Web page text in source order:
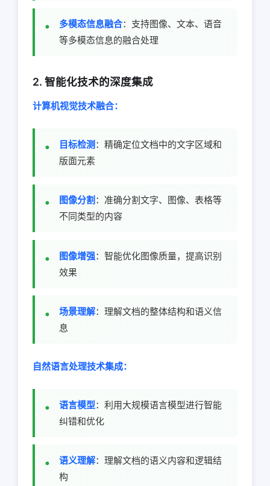
多模态信息融合：支持图像、文本、语音
等多模态信息的融合处理
2. 智能化技术的深度集成
计算机视觉技术融合：
目标检测 ：精确定位文档中的文字区域和
版面元素
图像分割 ：准确分割文字、图像、表格等
不同类型的内容
图像增强：智能优化图像质量，提高识别
效果
场景理解：理解文档的整体结构和语义信
息
自然语言处理技术集成：
语言模型：利用大规模语言模型进行智能
纠错和优化
语义理解：理解文档的语义内容和逻辑结
构